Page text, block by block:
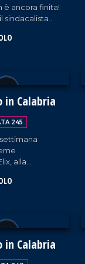
è ancora finita!
sindacalista
Serra e
in Calabria
245
alla
e Simona
in Calabria